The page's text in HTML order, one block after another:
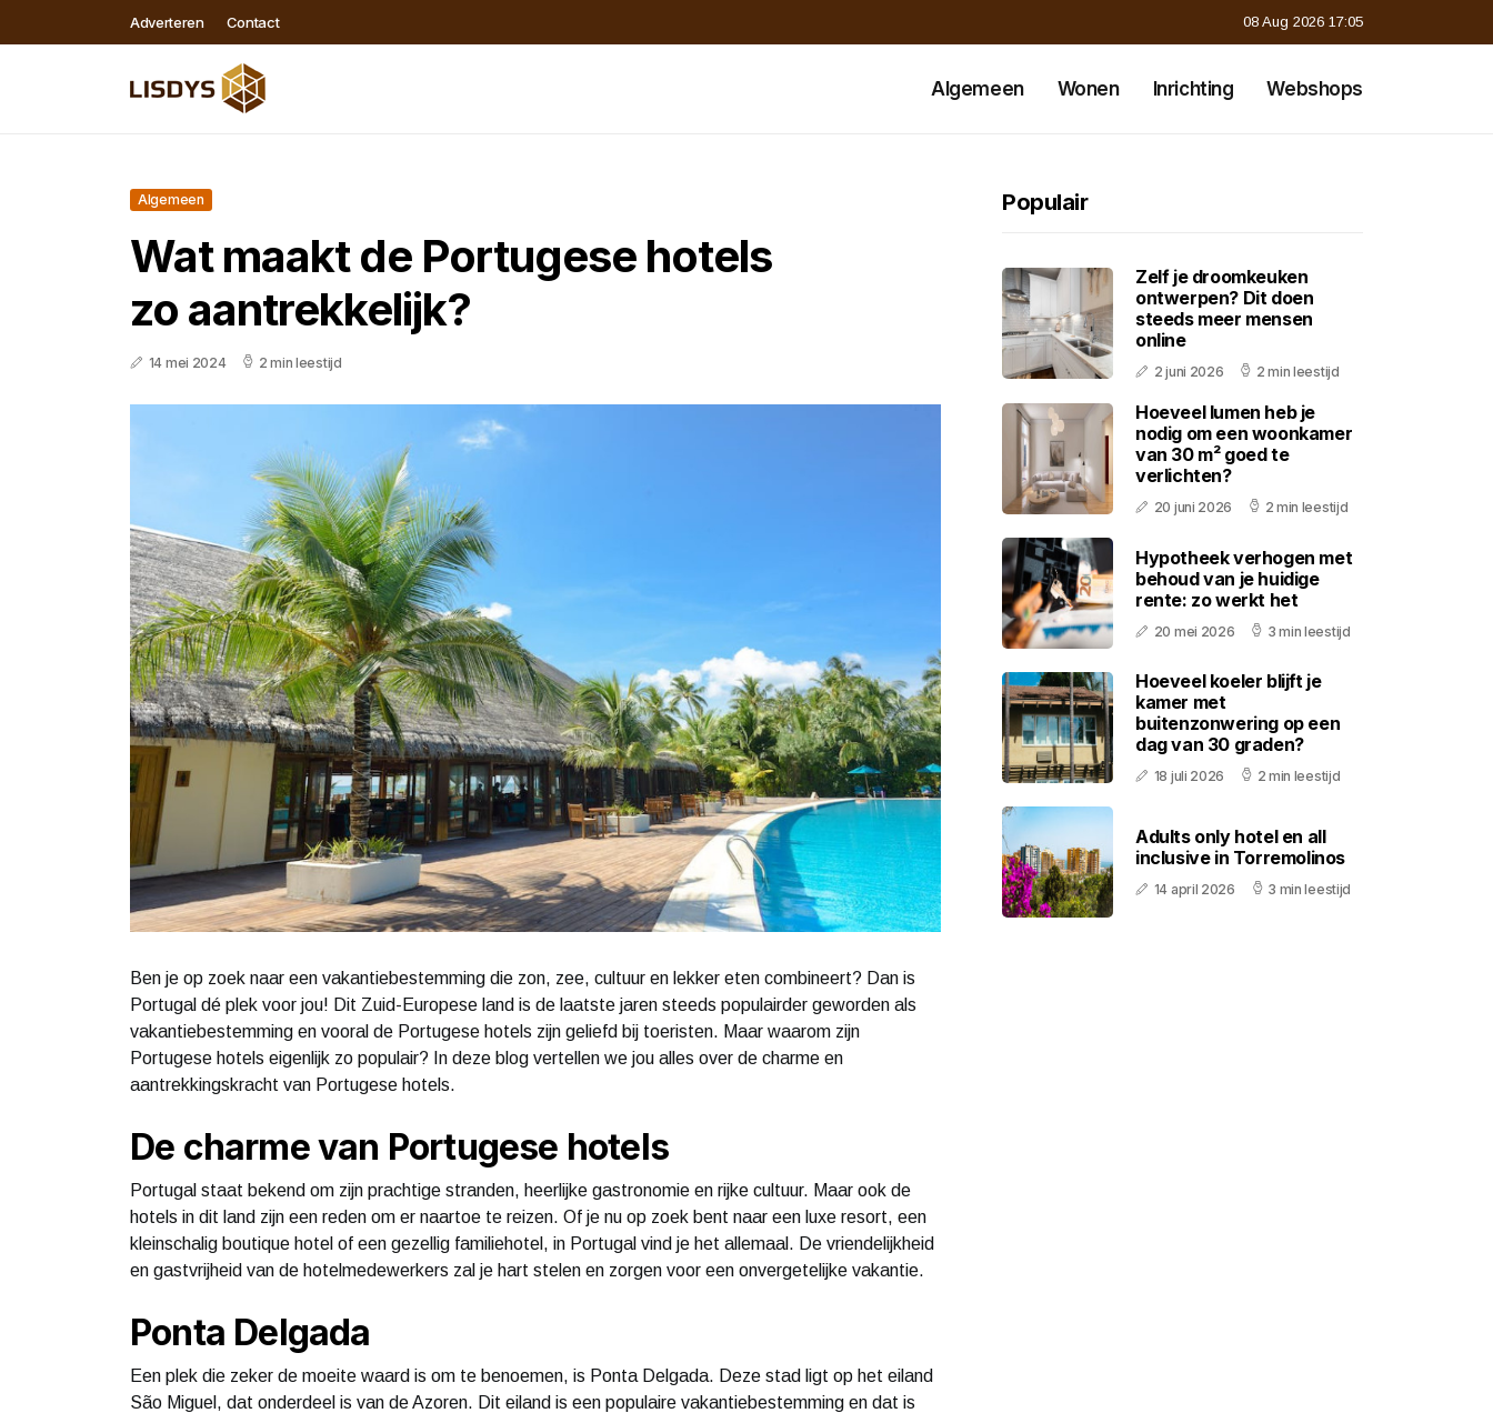
Adverteren Contact 08 Aug 2026 17:05
Algemeen Wonen Inrichting Webshops
Algemeen
Wat maakt de Portugese hotels
zo aantrekkelijk?
14 mei 2024 2 min leestijd
Ben je op zoek naar een vakantiebestemming die zon, zee, cultuur en lekker eten combineert? Dan is
Portugal dé plek voor jou! Dit Zuid-Europese land is de laatste jaren steeds populairder geworden als
vakantiebestemming en vooral de Portugese hotels zijn geliefd bij toeristen. Maar waarom zijn
Portugese hotels eigenlijk zo populair? In deze blog vertellen we jou alles over de charme en
aantrekkingskracht van Portugese hotels.
De charme van Portugese hotels
Portugal staat bekend om zijn prachtige stranden, heerlijke gastronomie en rijke cultuur. Maar ook de
hotels in dit land zijn een reden om er naartoe te reizen. Of je nu op zoek bent naar een luxe resort, een
kleinschalig boutique hotel of een gezellig familiehotel, in Portugal vind je het allemaal. De vriendelijkheid
en gastvrijheid van de hotelmedewerkers zal je hart stelen en zorgen voor een onvergetelijke vakantie.
Ponta Delgada
Een plek die zeker de moeite waard is om te benoemen, is Ponta Delgada. Deze stad ligt op het eiland
São Miguel, dat onderdeel is van de Azoren. Dit eiland is een populaire vakantiebestemming en dat is
Populair
Zelf je droomkeuken
ontwerpen? Dit doen
steeds meer mensen
online
2 juni 2026 2 min leestijd
Hoeveel lumen heb je
nodig om een woonkamer
van 30 m² goed te
verlichten?
20 juni 2026 2 min leestijd
Hypotheek verhogen met
behoud van je huidige
rente: zo werkt het
20 mei 2026 3 min leestijd
Hoeveel koeler blijft je
kamer met
buitenzonwering op een
dag van 30 graden?
18 juli 2026 2 min leestijd
Adults only hotel en all
inclusive in Torremolinos
14 april 2026 3 min leestijd